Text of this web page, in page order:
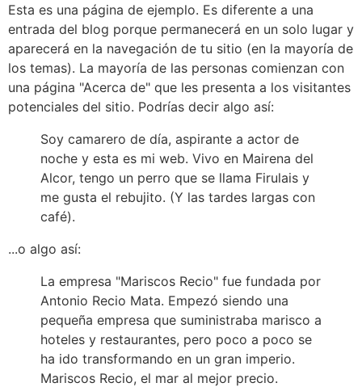
Esta es una página de ejemplo. Es diferente a una
entrada del blog porque permanecerá en un solo lugar y
aparecerá en la navegación de tu sitio (en la mayoría de
los temas). La mayoría de las personas comienzan con
una página "Acerca de" que les presenta a los visitantes
potenciales del sitio. Podrías decir algo así:
Soy camarero de día, aspirante a actor de
noche y esta es mi web. Vivo en Mairena del
Alcor, tengo un perro que se llama Firulais y
me gusta el rebujito. (Y las tardes largas con
café).
...o algo así:
La empresa "Mariscos Recio" fue fundada por
Antonio Recio Mata. Empezó siendo una
pequeña empresa que suministraba marisco a
hoteles y restaurantes, pero poco a poco se
ha ido transformando en un gran imperio.
Mariscos Recio, el mar al mejor precio.